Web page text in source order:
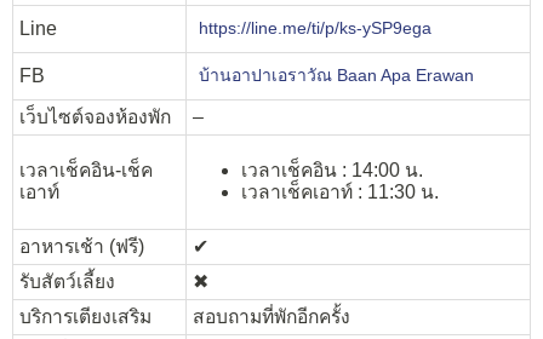
Line
https://line.me/ti/p/ks-ySP9ega
FB บ้านอาปาเอราวัณ Baan Apa Erawan
เว็บไซต์จองห้องพัก –
เวลาเช็คอิน-เช็ค
เอาท์
เวลาเช็คอิน : 14:00 น.
เวลาเช็คเอาท์ : 11:30 น.
อาหารเช้า (ฟรี)
✔︎
รับสัตว์เลี้ยง
✖︎
บริการเตียงเสริม
สอบถามที่พักอีกครั้ง